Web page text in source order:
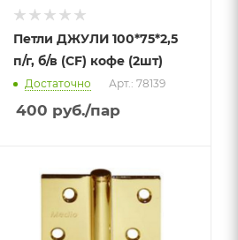
Петли ДЖУЛИ 100*75*2,5
п/г, б/в (CF) кофе (2шт)
Достаточно Арт.: 78139
400 руб./пар